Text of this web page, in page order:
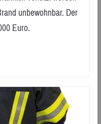
unbewohnbar. Der
Euro.